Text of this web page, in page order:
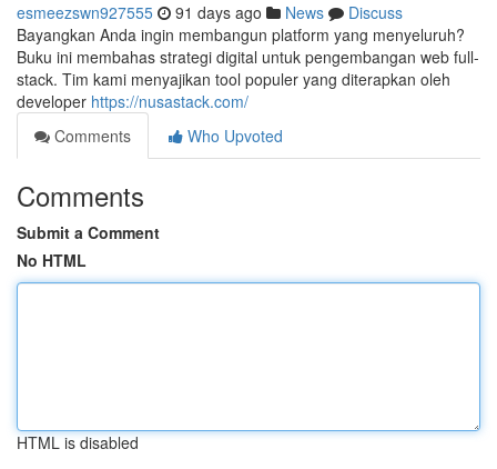
esmeezswn927555 91 days ago News
Discuss
Bayangkan Anda ingin membangun platform yang menyeluruh?
Buku ini membahas strategi digital untuk pengembangan web full-
stack. Tim kami menyajikan tool populer yang diterapkan oleh
developer https://nusastack.com/
Comments
Who Upvoted
Comments
Submit a Comment
No HTML
HTML is disabled